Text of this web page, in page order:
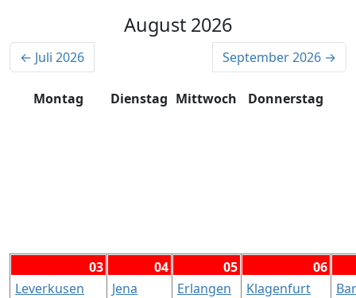
August 2026
← Juli 2026 September 2026 →
Montag Dienstag Mittwoch Donnerstag
03
Leverkusen
04
Jena
05
Erlangen
06
Klagenfurt